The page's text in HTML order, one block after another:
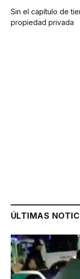
Sin el capítulo de
propiedad privada
ÚLTIMAS